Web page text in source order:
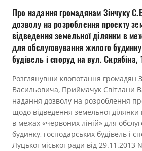
Документи
Про надання громадянам Зінчуку
дозволу на розроблення проекту
відведення земельної ділянки в
для обслуговування жилого
будівель і споруд на вул. Скрябіна,
Розглянувши клопотання громадян
Васильовича, Приймачук Світлани
надання дозволу на розроблення
щодо відведення земельної ділянки
в межах «червоних ліній» для
будинку, господарських будівель і
Луцької міської ради від